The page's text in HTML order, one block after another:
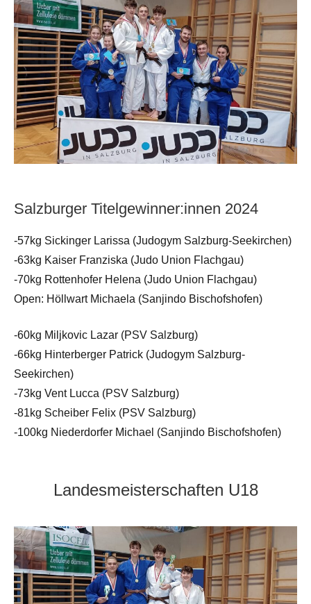
Salzburger Titelgewinner:innen 2024
-57kg Sickinger Larissa (Judogym Salzburg-Seekirchen)
-63kg Kaiser Franziska (Judo Union Flachgau)
-70kg Rottenhofer Helena (Judo Union Flachgau)
Open: Höllwart Michaela (Sanjindo Bischofshofen)
-60kg Miljkovic Lazar (PSV Salzburg)
-66kg Hinterberger Patrick (Judogym Salzburg-
Seekirchen)
-73kg Vent Lucca (PSV Salzburg)
-81kg Scheiber Felix (PSV Salzburg)
-100kg Niederdorfer Michael (Sanjindo Bischofshofen)
Landesmeisterschaften U18